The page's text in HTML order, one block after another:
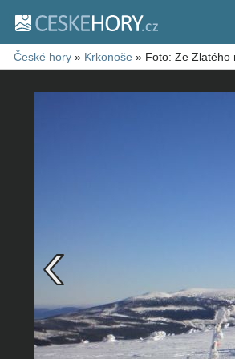
České hory » Krkonoše » Foto: Ze Zlatého